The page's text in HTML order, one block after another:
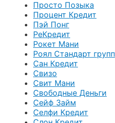
Просто Позыка
Процент Кредит
Пэй Понг
РеКредит
Рокет Мани
Роял Стандарт групп
Сан Кредит
Свизо
Свит Мани
Свободные Деньги
Сейф Займ
Селфи Кредит